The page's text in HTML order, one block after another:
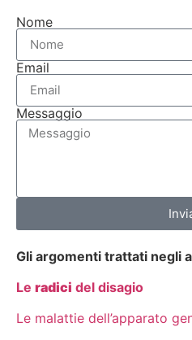
Nome
Email
Messaggio
Gli argomenti trattati negli
Le radici del disagio
Le malattie dell’apparato